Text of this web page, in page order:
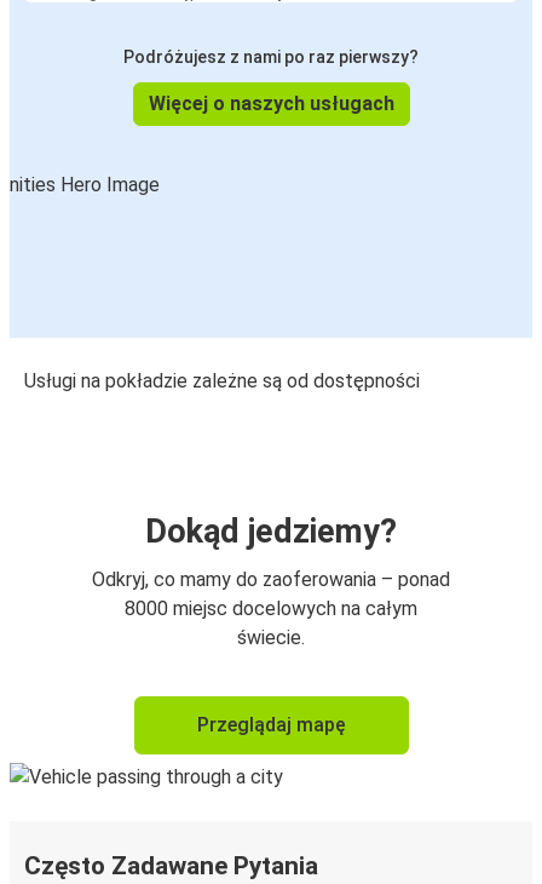
Podróżujesz z nami po raz pierwszy?
Więcej o naszych usługach
Usługi na pokładzie zależne są od dostępności
Dokąd jedziemy?
Odkryj, co mamy do zaoferowania – ponad
8000 miejsc docelowych na całym
świecie.
Przeglądaj mapę
Często Zadawane Pytania